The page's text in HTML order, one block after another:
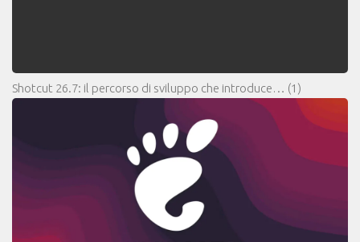
Shotcut 26.7: il percorso di sviluppo che introduce… (1)